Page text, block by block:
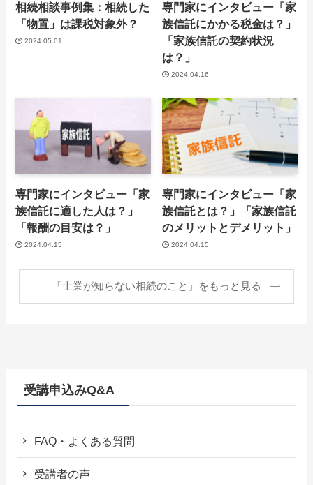
相続相談事例集：相続した
「物置」は課税対象外？
2024.05.01
専門家にインタビュー「家
族信託にかかる税金は？」
「家族信託の契約状況
は？」
2024.04.16
専門家にインタビュー「家
族信託に適した人は？」
「報酬の目安は？」
2024.04.15
専門家にインタビュー「家
族信託とは？」「家族信託
のメリットとデメリット」
2024.04.15
「士業が知らない相続のこと」をもっと見る
受講申込みQ&A
FAQ・よくある質問
受講者の声